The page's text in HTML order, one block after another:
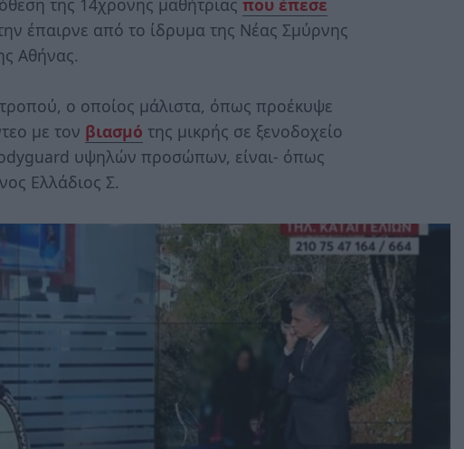
έπαιρνε από το ίδρυμα της Νέας Σμύρνης
Αθήνας.
ο οποίος μάλιστα, όπως προέκυψε
με τον βιασμό της μικρής σε ξενοδοχείο
υψηλών προσώπων, είναι- όπως
Ελλάδιος Σ.